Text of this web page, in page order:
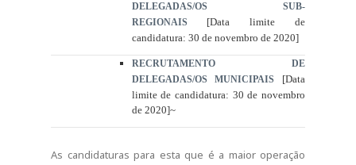
DELEGADAS/OS SUB-
REGIONAIS
[Data limite de
candidatura: 30 de novembro de 2020]
RECRUTAMENTO DE
DELEGADAS/OS MUNICIPAIS
[Data
limite de candidatura: 30 de novembro
de 2020]~
As candidaturas para esta que é a maior operação